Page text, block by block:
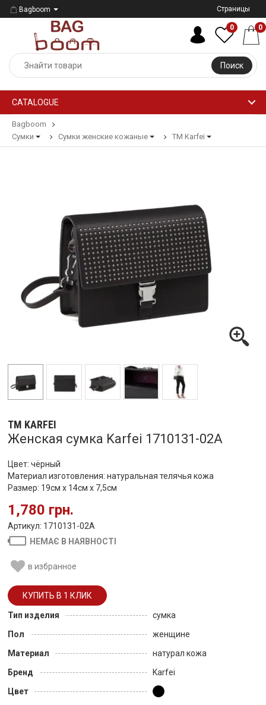
Bagboom Страницы
Поиск
0 0
CATALOGUE
Bagboom
Сумки
Сумки женские кожаные ТМ Karfei
ТМ KARFEI
Женская сумка Karfei 1710131-02A
Цвет: чёрный
Материал изготовления: натуральная телячья кожа
Размер: 19см х 14см х 7,5см
1,780 грн.
Артикул: 1710131-02A
НЕМАЄ В НАЯВНОСТІ
в избранное
Тип изделия
сумка
Пол
женщине
Материал
натурал кожа
Бренд
Karfei
Цвет